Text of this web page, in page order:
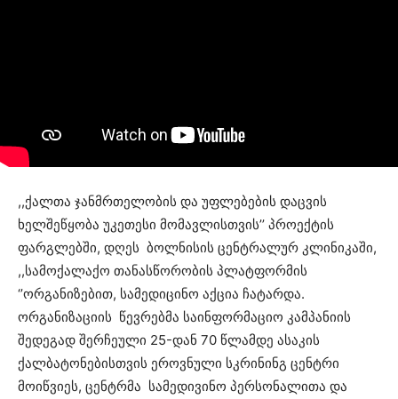
,,ქალთა ჯანმრთელობის და უფლებების დაცვის
ხელშეწყობა უკეთესი მომავლისთვის’’ პროექტის
ფარგლებში, დღეს ბოლნისის ცენტრალურ კლინიკაში,
,,სამოქალაქო თანასწორობის პლატფორმის
‘’ორგანიზებით, სამედიცინო აქცია ჩატარდა.
ორგანიზაციის წევრებმა საინფორმაციო კამპანიის
შედეგად შერჩეული 25-დან 70 წლამდე ასაკის
ქალბატონებისთვის ეროვნული სკრინინგ ცენტრი
მოიწვიეს, ცენტრმა სამედივინო პერსონალითა და